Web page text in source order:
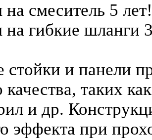
на смеситель 5 лет!
на гибкие шланги
и панели
качества, таких
и др.
эффекта при